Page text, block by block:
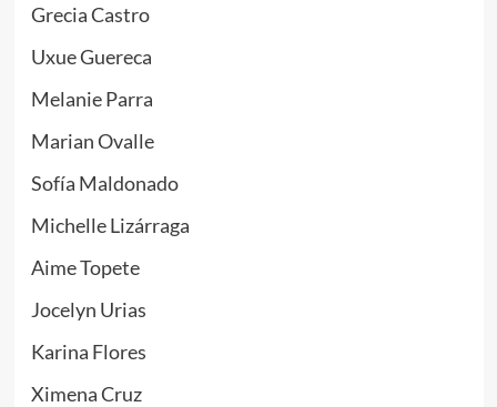
Grecia Castro
Uxue Guereca
Melanie Parra
Marian Ovalle
Sofía Maldonado
Michelle Lizárraga
Aime Topete
Jocelyn Urias
Karina Flores
Ximena Cruz